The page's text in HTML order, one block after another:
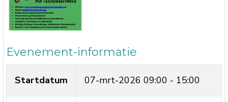
Evenement-informatie
Startdatum 07-mrt-2026 09:00 - 15:00